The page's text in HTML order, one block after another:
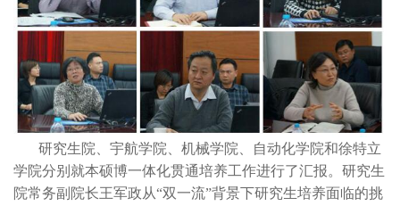
研究生院、宇航学院、机械学院、自动化学院和徐特立
学院分别就本硕博一体化贯通培养工作进行了汇报。研究生
院常务副院长王军政从“双一流”背景下研究生培养面临的挑